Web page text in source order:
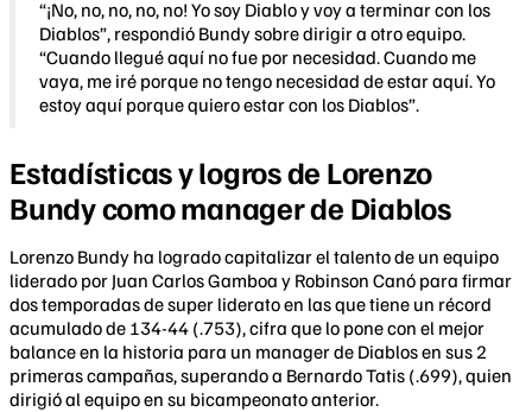
“¡No, no, no, no, no! Yo soy Diablo y voy a terminar con los
Diablos”, respondió Bundy sobre dirigir a otro equipo.
“Cuando llegué aquí no fue por necesidad. Cuando me
vaya, me iré porque no tengo necesidad de estar aquí. Yo
estoy aquí porque quiero estar con los Diablos”.
Estadísticas y logros de Lorenzo
Bundy como manager de Diablos
Lorenzo Bundy ha logrado capitalizar el talento de un equipo
liderado por Juan Carlos Gamboa y Robinson Canó para firmar
dos temporadas de super liderato en las que tiene un récord
acumulado de 134-44 (.753), cifra que lo pone con el mejor
balance en la historia para un manager de Diablos en sus 2
primeras campañas, superando a Bernardo Tatis (.699), quien
dirigió al equipo en su bicampeonato anterior.